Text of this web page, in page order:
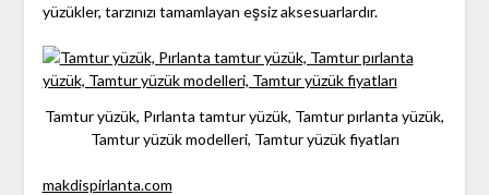
yüzükler, tarzınızı tamamlayan eşsiz aksesuarlardır.
Tamtur yüzük, Pırlanta tamtur yüzük, Tamtur pırlanta yüzük,
Tamtur yüzük modelleri, Tamtur yüzük fiyatları
makdispirlanta.com